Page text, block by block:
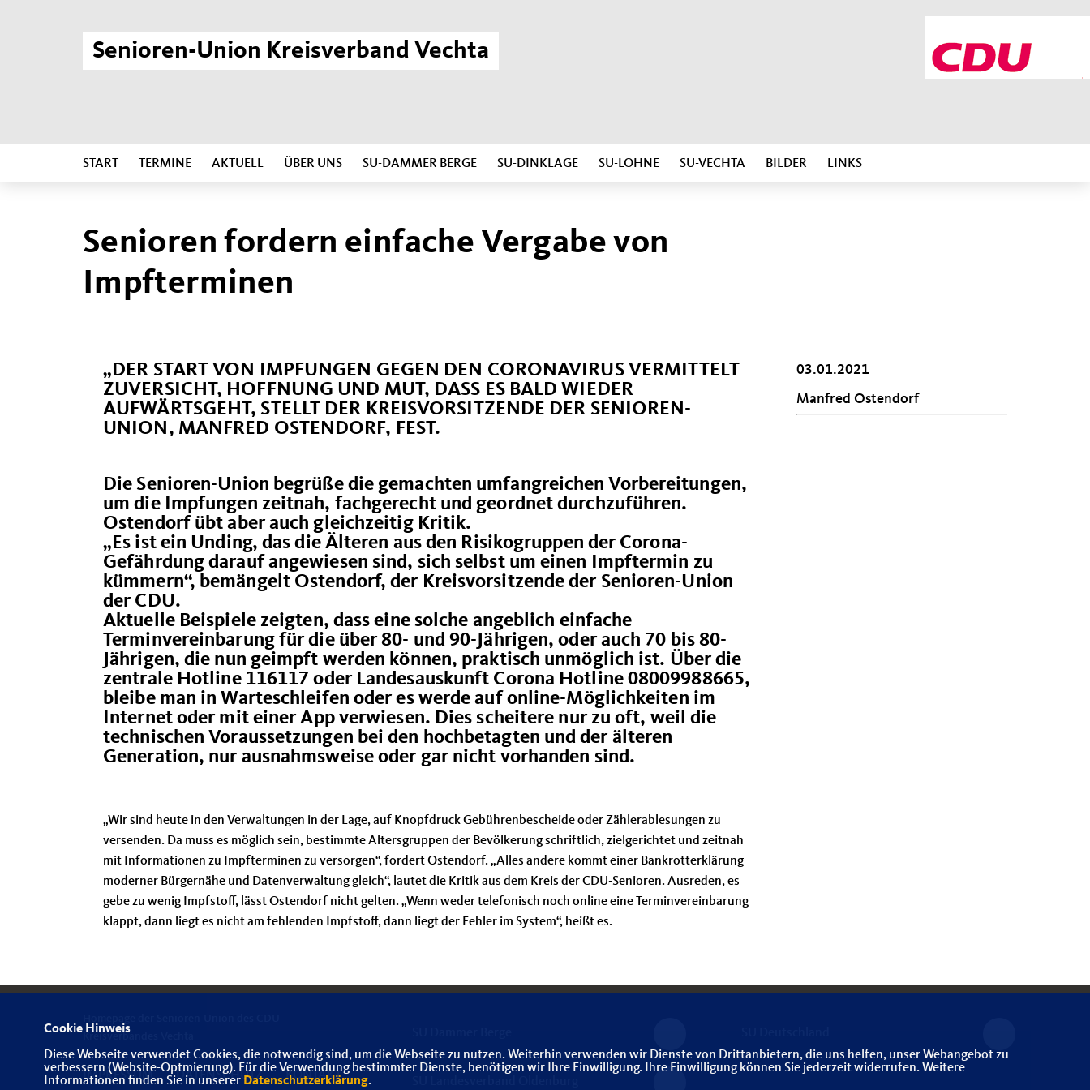
Senioren-Union Kreisverband Vechta
START TERMINE AKTUELL ÜBER UNS SU-DAMMER BERGE SU-DINKLAGE SU-LOHNE SU-VECHTA BILDER LINKS
Senioren fordern einfache Vergabe von
Impfterminen
DER START VON IMPFUNGEN GEGEN DEN CORONAVIRUS VERMITTELT
ZUVERSICHT, HOFFNUNG UND MUT, DASS ES BALD WIEDER
AUFWÄRTSGEHT, STELLT DER KREISVORSITZENDE DER SENIOREN-
UNION, MANFRED OSTENDORF, FEST.
Die Senioren-Union begrüße die gemachten umfangreichen Vorbereitungen,
um die Impfungen zeitnah, fachgerecht und geordnet durchzuführen.
Ostendorf übt aber auch gleichzeitig Kritik.
Es ist ein Unding, das die Älteren aus den Risikogruppen der Corona-
Gefährdung darauf angewiesen sind, sich selbst um einen Impftermin zu
kümmern“, bemängelt Ostendorf, der Kreisvorsitzende der Senioren-Union
der CDU.
Aktuelle Beispiele zeigten, dass eine solche angeblich einfache
Terminvereinbarung für die über 80- und 90-Jährigen, oder auch 70 bis 80-
Jährigen, die nun geimpft werden können, praktisch unmöglich ist. Über die
zentrale Hotline 116117 oder Landesauskunft Corona Hotline 08009988665,
bleibe man in Warteschleifen oder es werde auf online-Möglichkeiten im
Internet oder mit einer App verwiesen. Dies scheitere nur zu oft, weil die
technischen Voraussetzungen bei den hochbetagten und der älteren
Generation, nur ausnahmsweise oder gar nicht vorhanden sind.
Wir sind heute in den Verwaltungen in der Lage, auf Knopfdruck Gebührenbescheide oder Zählerablesungen zu
versenden. Da muss es möglich sein, bestimmte Altersgruppen der Bevölkerung schriftlich, zielgerichtet und zeitnah
mit Informationen zu Impfterminen zu versorgen“, fordert Ostendorf. „Alles andere kommt einer Bankrotterklärung
moderner Bürgernähe und Datenverwaltung gleich“, lautet die Kritik aus dem Kreis der CDU-Senioren. Ausreden, es
gebe zu wenig Impfstoff, lässt Ostendorf nicht gelten. „Wenn weder telefonisch noch online eine Terminvereinbarung
klappt, dann liegt es nicht am fehlenden Impfstoff, dann liegt der Fehler im System“, heißt es.
03.01.2021
Manfred Ostendorf
IMPRESSUM DATENSCHUTZ KONTAKT
Cookie Hinweis
Diese Webseite verwendet Cookies, die notwendig sind, um die Webseite zu nutzen. Weiterhin verwenden wir Dienste von Drittanbietern, die uns helfen, unser Webangebot zu
verbessern (Website-Optmierung). Für die Verwendung bestimmter Dienste, benötigen wir Ihre Einwilligung. Ihre Einwilligung können Sie jederzeit widerrufen. Weitere
Informationen finden Sie in unserer Datenschutzerklärung.